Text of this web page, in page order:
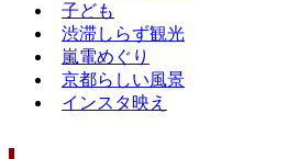
子ども
渋滞しらず観光
嵐電めぐり
京都らしい風景
インスタ映え